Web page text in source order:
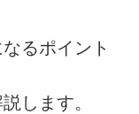
るポイント
します。